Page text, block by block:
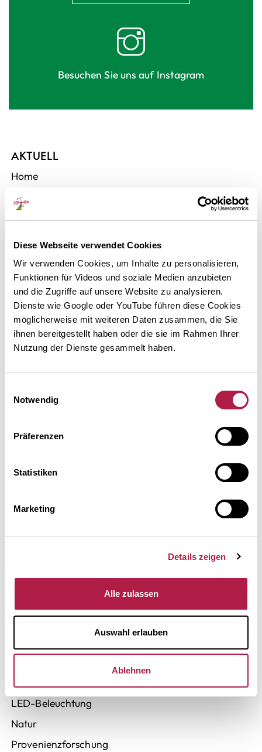
Diese Webseite verwendet Cookies
Wir verwenden Cookies, um Inhalte zu personalisieren,
Funktionen für Videos und soziale Medien anzubieten
und die Zugriffe auf unsere Website zu analysieren.
Dienste wie Google oder YouTube führen diese Cookies
möglicherweise mit weiteren Daten zusammen, die Sie
ihnen bereitgestellt haben oder die sie im Rahmen Ihrer
Nutzung der Dienste gesammelt haben.
Notwendig
Präferenzen
Statistiken
Marketing
Details zeigen
Alle zulassen
Auswahl erlauben
Ablehnen
Besuchen Sie uns auf Instagram
AKTUELL
Home
Erweiterungsbau
Meldungen
Newsletter
Presse
Stellenangebote
PDF-Jahresflyer 2026
25 Jahre Buchheim Museum
Joachim Ringelnatz als Maler
Haus Buchheim
MUSEUM
Architektur
LED-Beleuchtung
Natur
Provenienzforschung